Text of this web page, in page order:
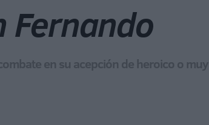
Fernando
en su acepción de heroico o muy